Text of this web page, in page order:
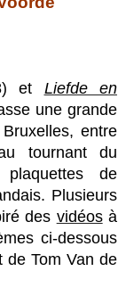
et Liefde en
une grande
entre
tournant du
de
Plusieurs
des vidéosà
ci-dessous
de Tom Van de